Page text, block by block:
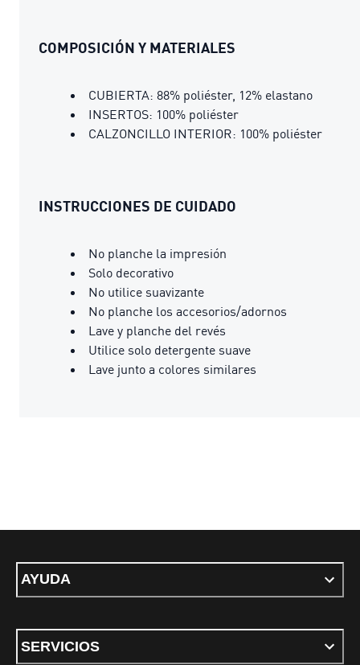
COMPOSICIÓN Y MATERIALES
CUBIERTA: 88% poliéster, 12% elastano
INSERTOS: 100% poliéster
CALZONCILLO INTERIOR: 100% poliéster
INSTRUCCIONES DE CUIDADO
No planche la impresión
Solo decorativo
No utilice suavizante
No planche los accesorios/adornos
Lave y planche del revés
Utilice solo detergente suave
Lave junto a colores similares
AYUDA
SERVICIOS